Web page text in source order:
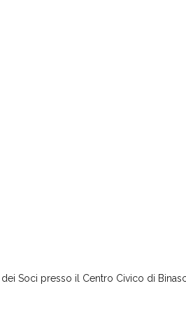
Soci presso il Centro Civico di